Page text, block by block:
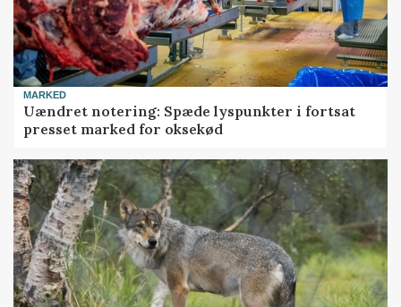
MARKED
Uændret notering: Spæde lyspunkter i fortsat
presset marked for oksekød